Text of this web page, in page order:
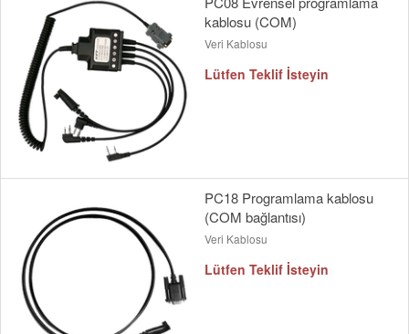
kablosu (COM)
Veri Kablosu
Lütfen Teklif İsteyin
PC18 Programlama kablosu
(COM bağlantısı)
Veri Kablosu
Lütfen Teklif İsteyin